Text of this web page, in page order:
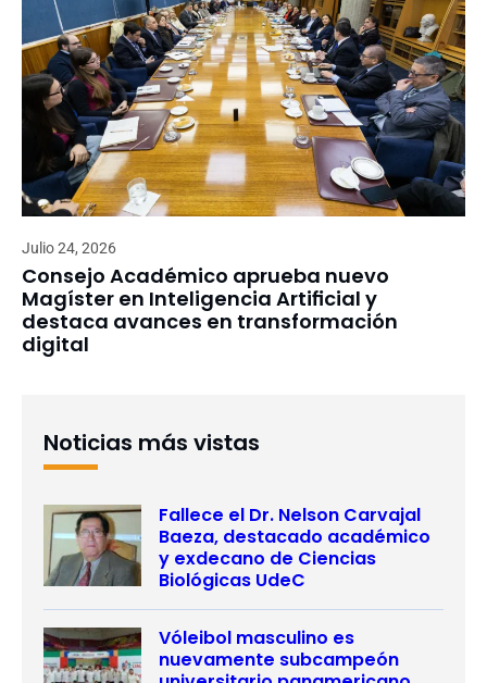
Julio 24, 2026
Consejo Académico aprueba nuevo
Magíster en Inteligencia Artificial y
destaca avances en transformación
digital
Noticias más vistas
Fallece el Dr. Nelson Carvajal
Baeza, destacado académico
y exdecano de Ciencias
Biológicas UdeC
Vóleibol masculino es
nuevamente subcampeón